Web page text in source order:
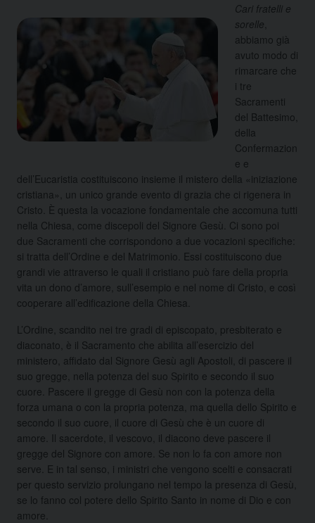
Cari fratelli e
sorelle
abbiamo già
avuto modo di
rimarcare che
i tre
Sacramenti
del Battesimo,
della
Confermazion
e e
dell’Eucaristia costituiscono insieme il mistero della «iniziazione
cristiana», un unico grande evento di grazia che ci rigenera in
Cristo. È questa la vocazione fondamentale che accomuna tutti
nella Chiesa, come discepoli del Signore Gesù. Ci sono poi
due Sacramenti che corrispondono a due vocazioni specifiche:
si tratta dell’Ordine e del Matrimonio. Essi costituiscono due
grandi vie attraverso le quali il cristiano può fare della propria
vita un dono d’amore, sull’esempio e nel nome di Cristo, e così
cooperare all’edificazione della Chiesa.
L’Ordine, scandito nei tre gradi di episcopato, presbiterato e
diaconato, è il Sacramento che abilita all’esercizio del
ministero, affidato dal Signore Gesù agli Apostoli, di pascere il
suo gregge, nella potenza del suo Spirito e secondo il suo
cuore. Pascere il gregge di Gesù non con la potenza della
forza umana o con la propria potenza, ma quella dello Spirito e
secondo il suo cuore, il cuore di Gesù che è un cuore di
amore. Il sacerdote, il vescovo, il diacono deve pascere il
gregge del Signore con amore. Se non lo fa con amore non
serve. E in tal senso, i ministri che vengono scelti e consacrati
per questo servizio prolungano nel tempo la presenza di Gesù,
se lo fanno col potere dello Spirito Santo in nome di Dio e con
amore.